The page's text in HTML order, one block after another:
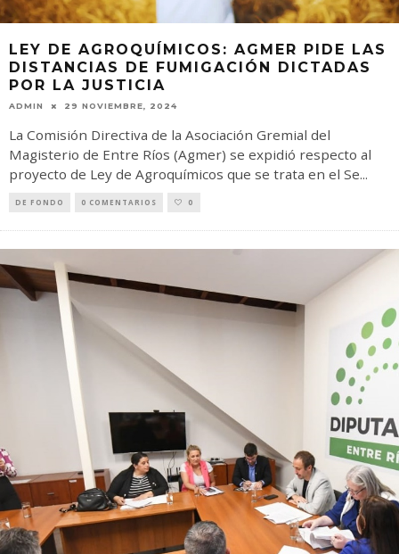
LEY DE AGROQUÍMICOS: AGMER PIDE LAS
DISTANCIAS DE FUMIGACIÓN DICTADAS
POR LA JUSTICIA
ADMIN 29 NOVIEMBRE, 2024
La Comisión Directiva de la Asociación Gremial del
Magisterio de Entre Ríos (Agmer) se expidió respecto al
proyecto de Ley de Agroquímicos que se trata en el Se...
DE FONDO 0 COMENTARIOS 0